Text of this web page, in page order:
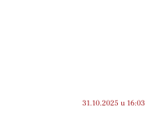
31.10.2025 u 16:03